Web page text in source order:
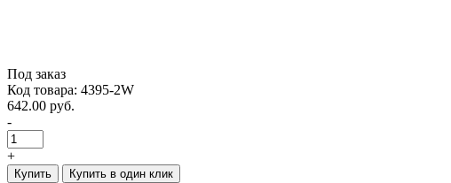
Под заказ
Код товара: 4395-2W
642.00 руб.
-
+
Купить Купить в один клик